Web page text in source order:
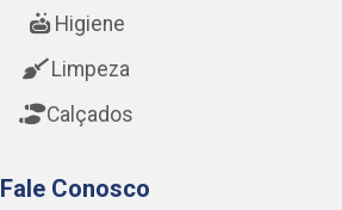
Higiene
Limpeza
Calçados
Fale Conosco